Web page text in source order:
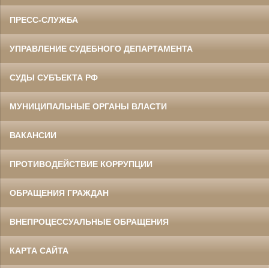
ПРЕСС-СЛУЖБА
УПРАВЛЕНИЕ СУДЕБНОГО ДЕПАРТАМЕНТА
СУДЫ СУБЪЕКТА РФ
МУНИЦИПАЛЬНЫЕ ОРГАНЫ ВЛАСТИ
ВАКАНСИИ
ПРОТИВОДЕЙСТВИЕ КОРРУПЦИИ
ОБРАЩЕНИЯ ГРАЖДАН
ВНЕПРОЦЕССУАЛЬНЫЕ ОБРАЩЕНИЯ
КАРТА САЙТА